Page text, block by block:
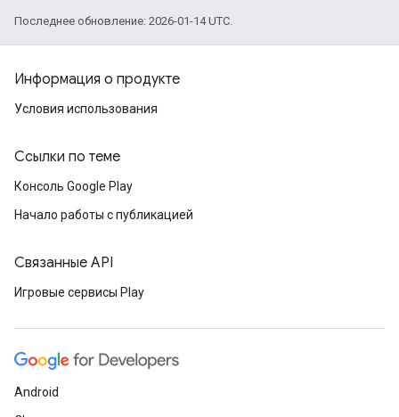
Последнее обновление: 2026-01-14 UTC.
Информация о продукте
Условия использования
Ссылки по теме
Консоль Google Play
Начало работы с публикацией
Связанные API
Игровые сервисы Play
Android